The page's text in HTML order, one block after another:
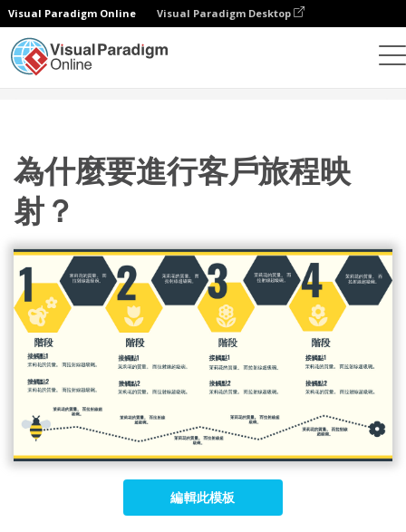
Visual Paradigm Online Visual Paradigm Desktop
為什麼要進行客戶旅程映
射？
編輯此模板